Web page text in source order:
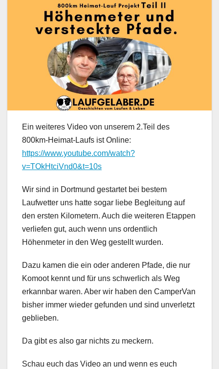
Ein weiteres Video von unserem 2.Teil des
800km-Heimat-Laufs ist Online:
https://www.youtube.com/watch?
v=TOkHtciVnd0&t=10s
Wir sind in Dortmund gestartet bei bestem
Laufwetter uns hatte sogar liebe Begleitung auf
den ersten Kilometern. Auch die weiteren Etappen
verliefen gut, auch wenn uns ordentlich
Höhenmeter in den Weg gestellt wurden.
Dazu kamen die ein oder anderen Pfade, die nur
Komoot kennt und für uns schwerlich als Weg
erkannbar waren. Aber wir haben den CamperVan
bisher immer wieder gefunden und sind unverletzt
geblieben.
Da gibt es also gar nichts zu meckern.
Schau euch das Video an und wenn es euch